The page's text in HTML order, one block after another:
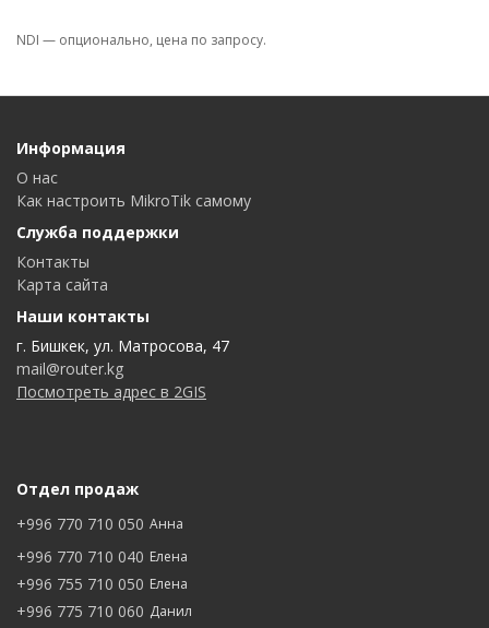
NDI — опционально, цена по запросу.
Информация
О нас
Как настроить MikroTik самому
Служба поддержки
Контакты
Карта сайта
Наши контакты
г. Бишкек, ул. Матросова, 47
mail@router.kg
Посмотреть адрес в 2GIS
Отдел продаж
+996 770 710 050 Анна
+996 770 710 040 Елена
+996 755 710 050 Елена
+996 775 710 060 Данил